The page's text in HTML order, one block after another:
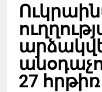
27 հրթիռ